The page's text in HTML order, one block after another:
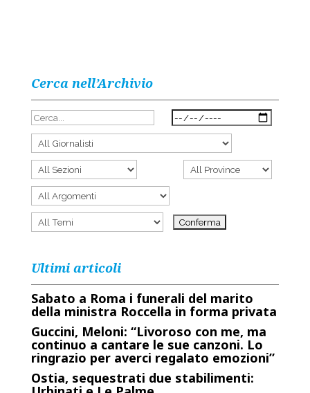
Cerca nell’Archivio
Ultimi articoli
Sabato a Roma i funerali del marito
della ministra Roccella in forma privata
Guccini, Meloni: “Livoroso con me, ma
continuo a cantare le sue canzoni. Lo
ringrazio per averci regalato emozioni”
Ostia, sequestrati due stabilimenti: